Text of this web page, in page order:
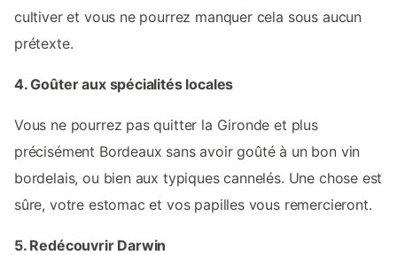
cultiver et vous ne pourrez manquer cela sous aucun
prétexte.
4. Goûter aux spécialités locales
Vous ne pourrez pas quitter la Gironde et plus
précisément Bordeaux sans avoir goûté à un bon vin
bordelais, ou bien aux typiques cannelés. Une chose est
sûre, votre estomac et vos papilles vous remercieront.
5. Redécouvrir Darwin